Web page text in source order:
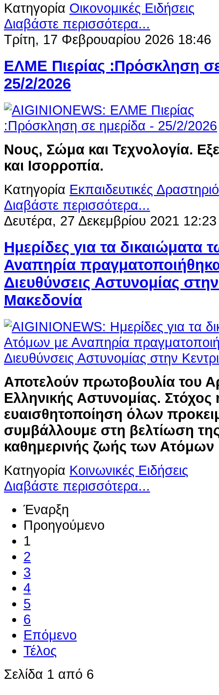
Κατηγορία Οικονομικές Ειδήσεις
Διαβάστε περισσότερα...
Τρίτη, 17 Φεβρουαρίου 2026 18:46
ΕΛΜΕ Πιερίας :Πρόσκληση
25/2/2026
Νους, Σώμα και Τεχνολογία.
και Ισορροπία.
Κατηγορία Εκπαιδευτικές
Διαβάστε περισσότερα...
Δευτέρα, 27 Δεκεμβρίου 2021 12:23
Ημερίδες για τα δικαιώματα
Αναπηρία
Διευθύνσεις Αστυνομίας
Μακεδονία
Αποτελούν πρωτοβουλία του
Ελληνικής Αστυνομίας. Στόχος
ευαισθητοποίηση όλων
συμβάλλουμε στη βελτίωση
καθημερινής ζωής των
Κατηγορία Κοινωνικές Ειδήσεις
Διαβάστε περισσότερα...
Έναρξη
Προηγούμενο
1
2
3
4
5
6
Επόμενο
Τέλος
Σελίδα 1 από 6